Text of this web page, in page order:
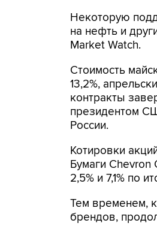
Некоторую
на нефть и
Market Watch.
Стоимость
13,2%,
контракты
президентом
России.
Котировки
Бумаги Chevron
2,5% и 7,1% по
Тем временем,
брендов,